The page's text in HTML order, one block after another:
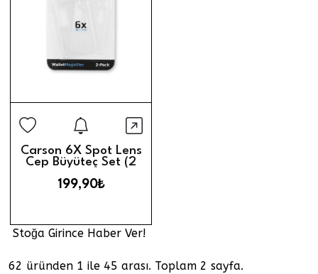
Stoğa Girince Haber Ver
Hızlı Görünüm
Carson 6X Spot Lens
Cep Büyüteç Set (2
199,90₺
Stoğa Girince Haber Ver!
62 üründen 1 ile 45 arası. Toplam 2 sayfa.